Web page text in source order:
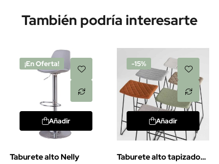
También podría interesarte
¡En Oferta!
Añadir
Taburete alto Nelly
-15%
Añadir
Taburete alto tapizado